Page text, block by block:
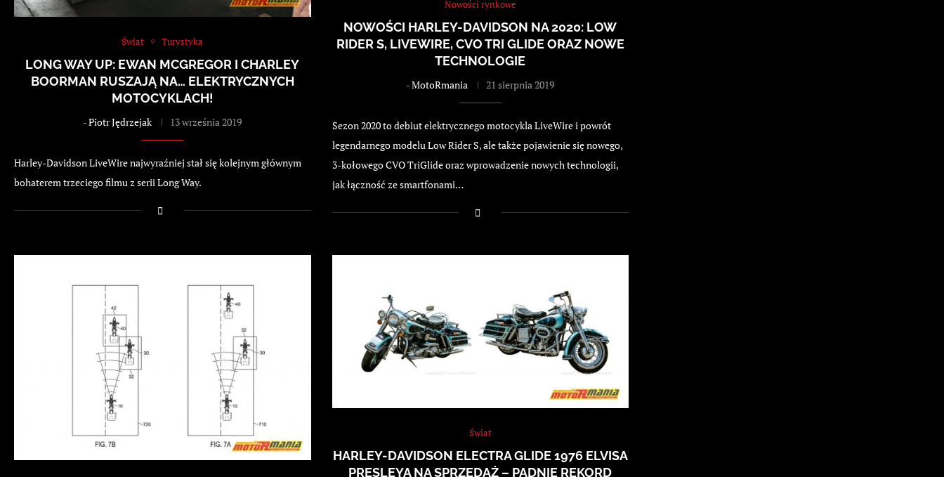
Świat Turystyka
LONG WAY UP: EWAN MCGREGOR I CHARLEY
BOORMAN RUSZAJĄ NA… ELEKTRYCZNYCH
MOTOCYKLACH!
-Piotr Jędrzejak 13 września 2019
Harley-Davidson LiveWire najwyraźniej stał się kolejnym głównym
bohaterem trzeciego filmu z serii Long Way.
Nowości rynkowe
NOWOŚCI HARLEY-DAVIDSON NA 2020: LOW
RIDER S, LIVEWIRE, CVO TRI GLIDE ORAZ NOWE
TECHNOLOGIE
-MotoRmania 21 sierpnia 2019
Sezon 2020 to debiut elektrycznego motocykla LiveWire i powrót
legendarnego modelu Low Rider S, ale także pojawienie się nowego,
3-kołowego CVO TriGlide oraz wprowadzenie nowych technologii,
jak łączność ze smartfonami…
Świat
HARLEY-DAVIDSON ELECTRA GLIDE 1976 ELVISA
PRESLEYA NA SPRZEDAŻ – PADNIE REKORD